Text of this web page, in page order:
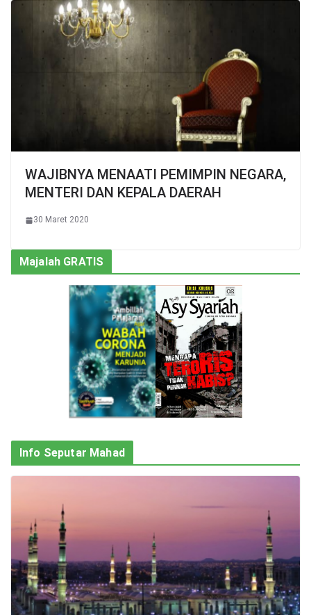
WAJIBNYA MENAATI PEMIMPIN NEGARA,
MENTERI DAN KEPALA DAERAH
30 Maret 2020
Majalah GRATIS
Info Seputar Mahad